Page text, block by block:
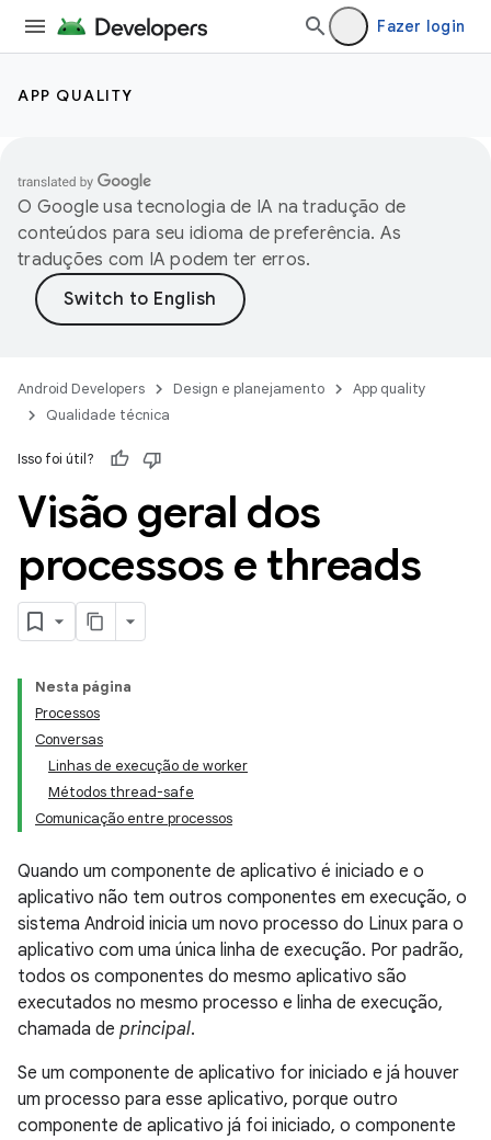
Fazer login
APP QUALITY
O Google usa tecnologia de IA na tradução de
conteúdos para seu idioma de preferência. As
traduções com IA podem ter erros.
Android Developers Design e planejamento
App quality
Qualidade técnica
Isso foi útil?
Visão geral dos
processos e threads
Nesta página
Processos
Conversas
Linhas de execução de worker
Métodos thread-safe
Comunicação entre processos
Quando um componente de aplicativo é iniciado e o
aplicativo não tem outros componentes em execução, o
sistema Android inicia um novo processo do Linux para o
aplicativo com uma única linha de execução. Por padrão,
todos os componentes do mesmo aplicativo são
executados no mesmo processo e linha de execução,
chamada de principal.
Se um componente de aplicativo for iniciado e já houver
um processo para esse aplicativo, porque outro
componente de aplicativo já foi iniciado, o componente